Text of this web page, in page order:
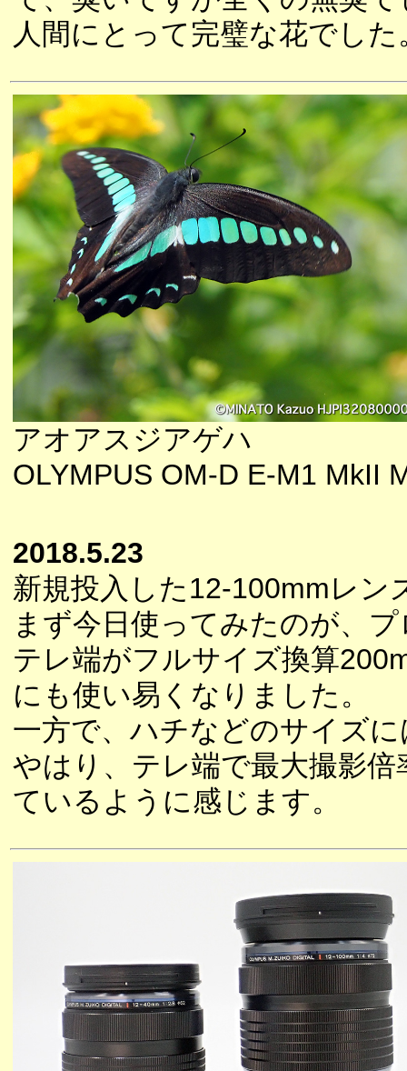
人間にとって完璧な花でした
アオアスジアゲハ
OLYMPUS OM-D E-M1 MkII
2018.5.23
新規投入した12-100mmレン
まず今日使ってみたのが、
テレ端がフルサイズ換算
にも使い易くなりました。
一方で、ハチなどのサイズ
やはり、テレ端で最大撮影
ているように感じます。